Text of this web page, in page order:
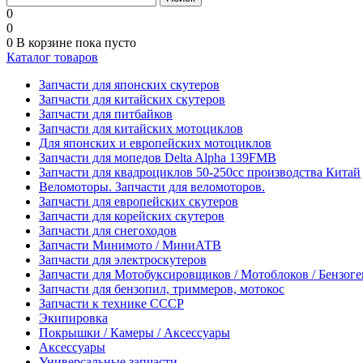
0
0
0 В корзине пока пусто
Каталог товаров
Запчасти для японских скутеров
Запчасти для китайских скутеров
Запчасти для питбайков
Запчасти для китайских мотоциклов
Для японских и европейских мотоциклов
Запчасти для мопедов Delta Alpha 139FMB
Запчасти для квадроциклов 50-250сс производства Китай
Веломоторы. Запчасти для веломоторов.
Запчасти для европейских скутеров
Запчасти для корейских скутеров
Запчасти для снегоходов
Запчасти Минимото / МиниАТВ
Запчасти для электроскутеров
Запчасти для Мотобуксировщиков / Мотоблоков /
Запчасти для бензопил, триммеров, мотокос
Запчасти к технике СССР
Экипировка
Покрышки / Камеры / Аксессуары
Аксессуары